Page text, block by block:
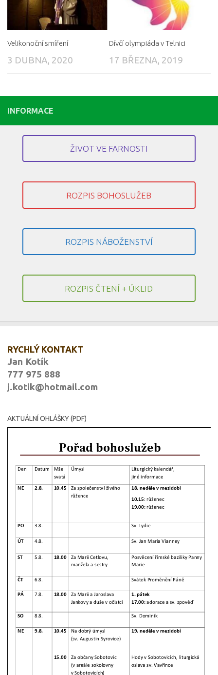
Velikonoční smíření
3 DUBNA, 2020
Dívčí olympiáda v Telnici
17 BŘEZNA, 2019
INFORMACE
ŽIVOT VE FARNOSTI
ROZPIS BOHOSLUŽEB
ROZPIS NÁBOŽENSTVÍ
ROZPIS ČTENÍ + ÚKLID
RYCHLÝ KONTAKT
Jan Kotík
777 975 888
j.kotik@hotmail.com
AKTUÁLNÍ OHLÁŠKY (PDF)